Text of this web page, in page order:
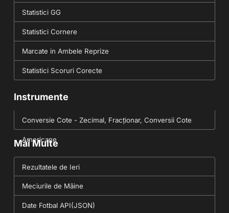
Statistici GG
Statistici Cornere
Marcate in Ambele Reprize
Statistici Scoruri Corecte
Instrumente
Conversie Cote - Zecimal, Fracționar, Conversii Cote
Americane
Mai Multe
Rezultatele de Ieri
Meciurile de Mâine
Date Fotbal API(JSON)